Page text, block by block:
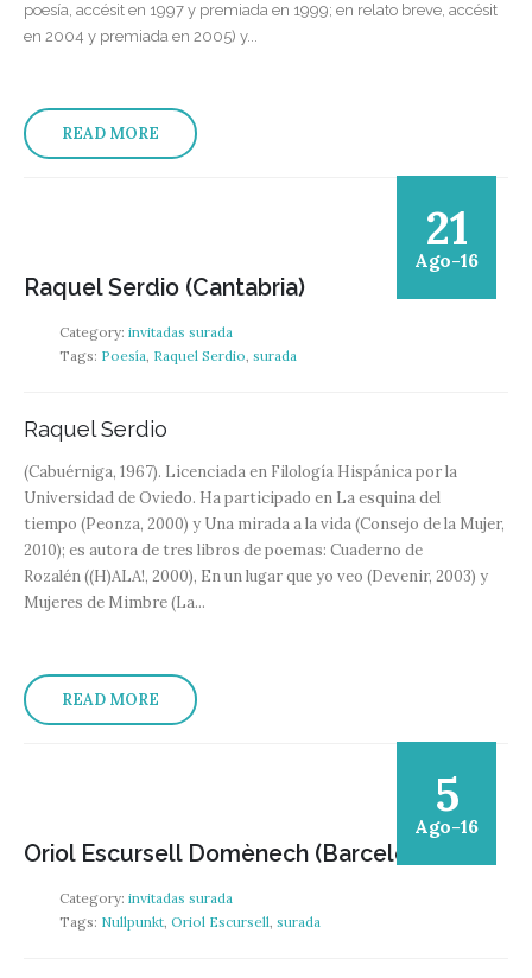
poesía, accésit en 1997 y premiada en 1999; en relato breve, accésit
en 2004 y premiada en 2005) y...
READ MORE
21
Ago-16
Raquel Serdio (Cantabria)
Category: invitadas surada
Tags: Poesía Raquel Serdio surada
Raquel Serdio
(Cabuérniga, 1967). Licenciada en Filología Hispánica por la
Universidad de Oviedo. Ha participado en La esquina del
tiempo (Peonza, 2000) y Una mirada a la vida (Consejo de la Mujer,
2010); es autora de tres libros de poemas: Cuaderno de
Rozalén ((H)ALA!, 2000), En un lugar que yo veo (Devenir, 2003) y
Mujeres de Mimbre (La...
READ MORE
5
Ago-16
Oriol Escursell Domènech (Barcelona)
Category: invitadas surada
Tags: Nullpunkt Oriol Escursell surada